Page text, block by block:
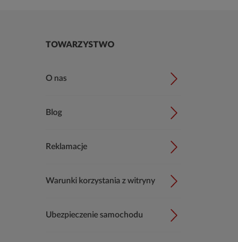
TOWARZYSTWO
O nas
Blog
Reklamacje
Warunki korzystania z witryny
Ubezpieczenie samochodu